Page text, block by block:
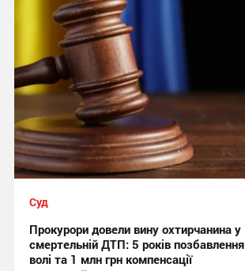
10:20, 29.07.2026
Суд
Прокурори довели вину охтирчанина у
смертельній ДТП: 5 років позбавлення
волі та 1 млн грн компенсації